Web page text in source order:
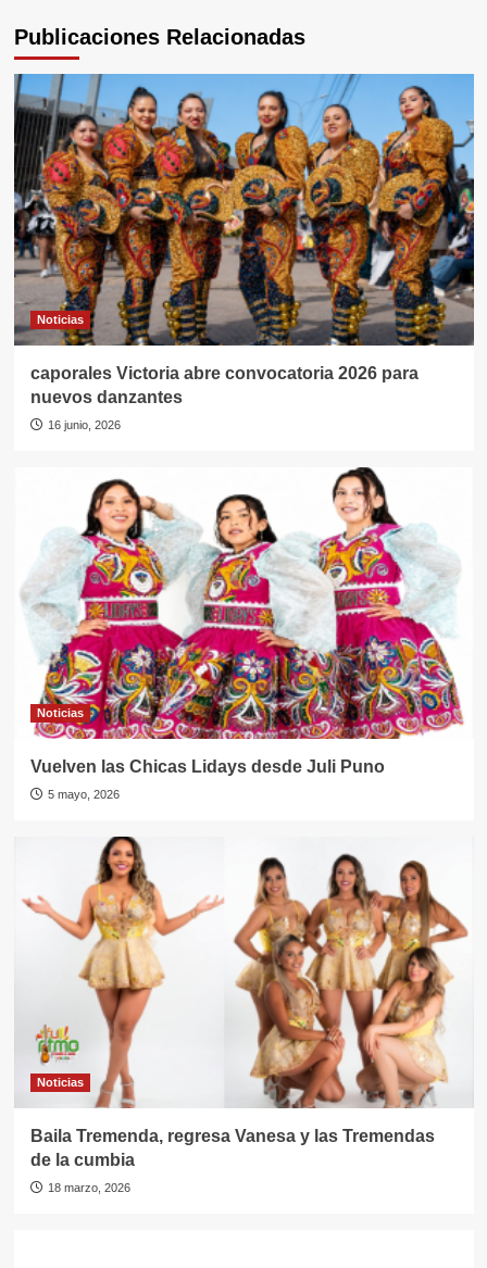
Publicaciones Relacionadas
Noticias
caporales Victoria abre convocatoria 2026 para
nuevos danzantes
16 junio, 2026
Noticias
Vuelven las Chicas Lidays desde Juli Puno
5 mayo, 2026
Noticias
Baila Tremenda, regresa Vanesa y las Tremendas
de la cumbia
18 marzo, 2026